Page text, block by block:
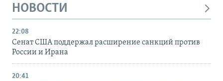
НОВОСТИ
22:08
Сенат США поддержал расширение санкций против
России и Ирана
20:41